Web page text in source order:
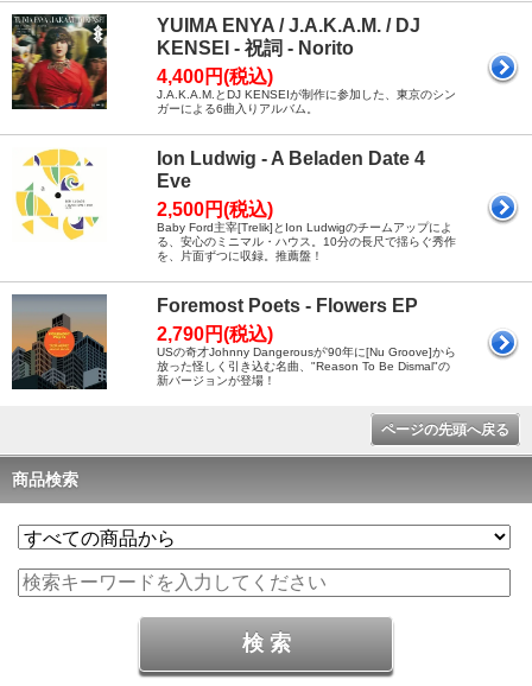
YUIMA ENYA / J.A.K.A.M. / DJ
KENSEI - 祝詞 - Norito
4,400円(税込)
J.A.K.A.M.とDJ KENSEIが制作に参加した、東京のシン
ガーによる6曲入りアルバム。
Ion Ludwig - A Beladen Date 4
Eve
2,500円(税込)
Baby Ford主宰[Trelik]とIon Ludwigのチームアップによ
る、安心のミニマル・ハウス。10分の長尺で揺らぐ秀作
を、片面ずつに収録。推薦盤！
Foremost Poets - Flowers EP
2,790円(税込)
USの奇才Johnny Dangerousが'90年に[Nu Groove]から
放った怪しく引き込む名曲、"Reason To Be Dismal"の
新バージョンが登場！
ページの先頭へ戻る
商品検索